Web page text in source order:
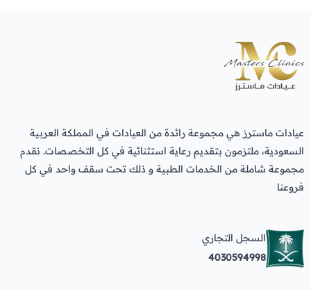
عيادات ماسترز هي مجموعة رائدة من العيادات في المملكة العربية
السعودية، ملتزمون بتقديم رعاية استثنائية في كل التخصصات. نقدم
مجموعة شاملة من الخدمات الطبية و ذلك تحت سقف واحد في كل
فروعنا
السجل التجاري
4030594998